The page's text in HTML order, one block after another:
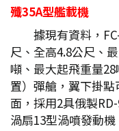
殲35A型艦載機
據現有資料，
尺、全高4.8公尺、
噸、最大起飛重量
置）彈艙，翼下掛
面，採用2具俄製
渦扇13型渦噴發動